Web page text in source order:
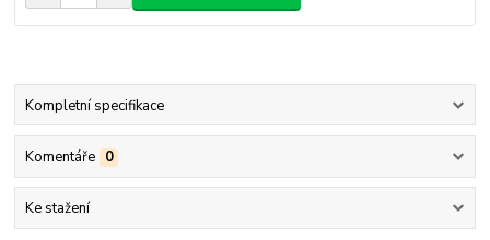
Kompletní specifikace
Komentáře 0
Ke stažení